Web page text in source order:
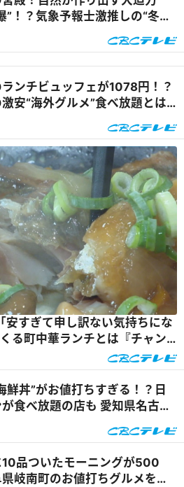
”！？気象予報士激推しの“冬の
ンチビュッフェが1078円！？
安“海外グルメ”食べ放題とは
安すぎて申し訳ない気持ちにな
る町中華ランチとは『チャン
鮮丼”がお値打ちすぎる！？日
食べ放題の店も 愛知県名古屋
10品ついたモーニングが500
岐南町のお値打ちグルメを調